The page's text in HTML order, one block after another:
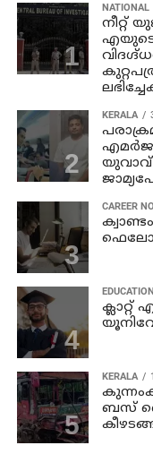
NATIONAL
നീറ്റ്
KERALA
യുവാവ്
CAREER
KERALA
ബസ്